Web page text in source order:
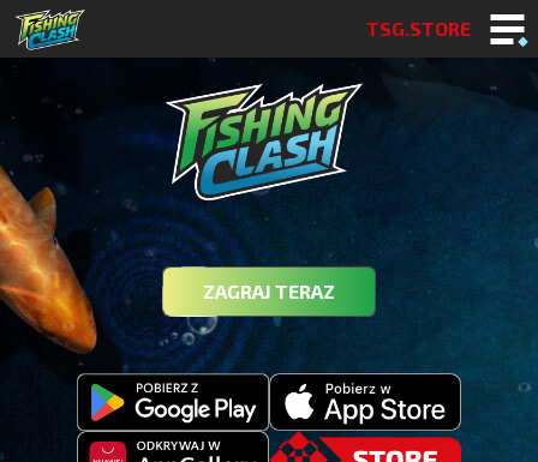
TSG.STORE
ZAGRAJ TERAZ